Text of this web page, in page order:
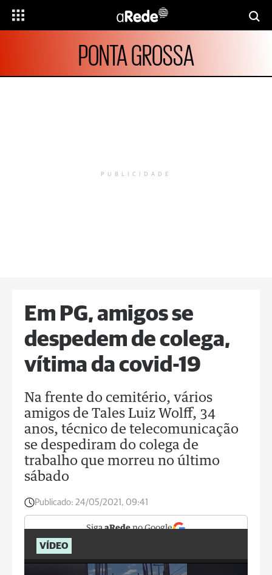
PONTA GROSSA
PUBLICIDADE
Em PG, amigos se
despedem de colega,
vítima da covid-19
Na frente do cemitério, vários
amigos de Tales Luiz Wolff, 34
anos, técnico de telecomunicação
se despediram do colega de
trabalho que morreu no último
sábado
Publicado: 24/05/2021, 09:41
SigaaRedeno Google
VÍDEO